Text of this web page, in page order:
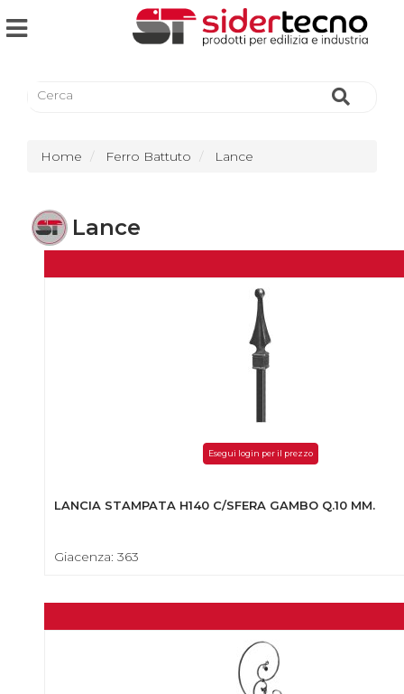
Home Ferro Battuto Lance
Lance
Esegui login per il prezzo
LANCIA STAMPATA H140 C/SFERA GAMBO Q.10 MM.
Giacenza: 363